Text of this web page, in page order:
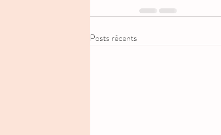
Posts récents